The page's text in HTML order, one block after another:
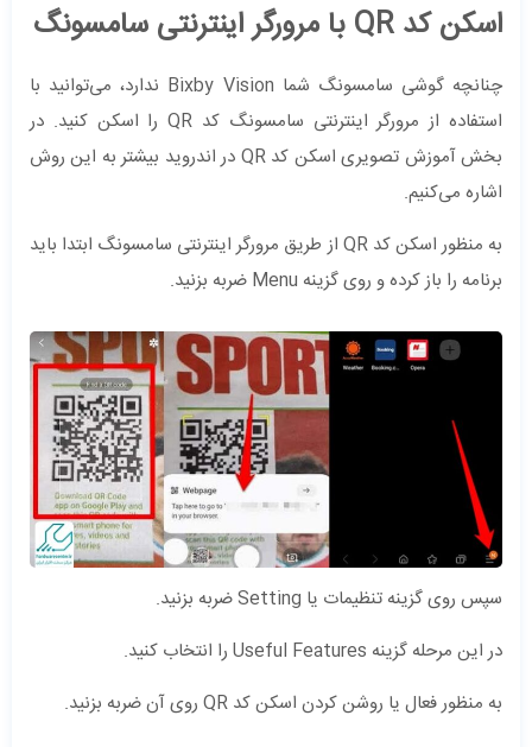
اسکن کد QR با مرورگر اینترنتی سامسونگ
چنانچه گوشی سامسونگ شما Bixby Vision ندارد، می‌توانید با
استفاده از مرورگر اینترنتی سامسونگ کد QR را اسکن کنید. در
بخش آموزش تصویری اسکن کد QR در اندروید بیشتر به این روش
اشاره می‌کنیم.
به منظور اسکن کد QR از طریق مرورگر اینترنتی سامسونگ ابتدا باید
برنامه را باز کرده و روی گزینه Menu ضربه بزنید.
سپس روی گزینه تنظیمات یا Setting ضربه بزنید.
در این مرحله گزینه Useful Features را انتخاب کنید.
به منظور فعال یا روشن کردن اسکن کد QR روی آن ضربه بزنید.